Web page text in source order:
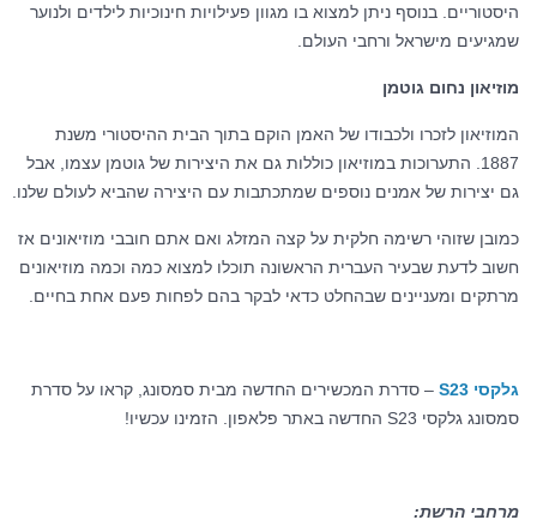
היסטוריים. בנוסף ניתן למצוא בו מגוון פעילויות חינוכיות לילדים ולנוער
שמגיעים מישראל ורחבי העולם.
מוזיאון נחום גוטמן
המוזיאון לזכרו ולכבודו של האמן הוקם בתוך הבית ההיסטורי משנת
1887. התערוכות במוזיאון כוללות גם את היצירות של גוטמן עצמו, אבל
גם יצירות של אמנים נוספים שמתכתבות עם היצירה שהביא לעולם שלנו.
כמובן שזוהי רשימה חלקית על קצה המזלג ואם אתם חובבי מוזיאונים אז
חשוב לדעת שבעיר העברית הראשונה תוכלו למצוא כמה וכמה מוזיאונים
מרתקים ומעניינים שבהחלט כדאי לבקר בהם לפחות פעם אחת בחיים.
גלקסי S23
– סדרת המכשירים החדשה מבית סמסונג, קראו על סדרת
סמסונג גלקסי S23 החדשה באתר פלאפון. הזמינו עכשיו!
מרחבי הרשת: